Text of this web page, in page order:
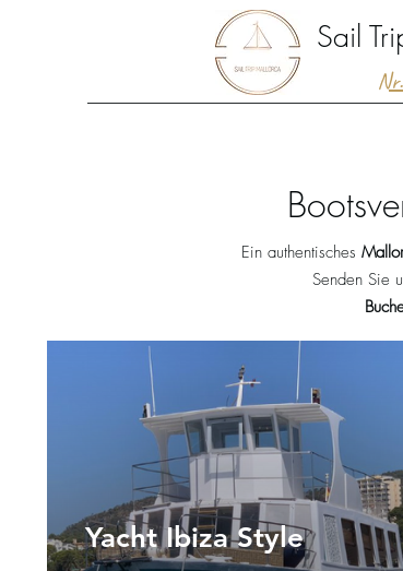
Sail
Ein authentisches
Senden Sie
Yacht Ibiza Style